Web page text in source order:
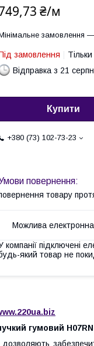
₴/м
замовлення
замовлення
Відправка з 21
Купити
+380 (73) 102-73-23
товару
компанії підключені
який товар не
гумовий
дозволяють